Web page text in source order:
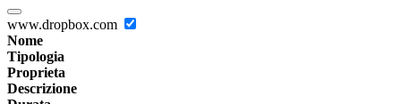
www.dropbox.com
Nome
Tipologia
Proprieta
Descrizione